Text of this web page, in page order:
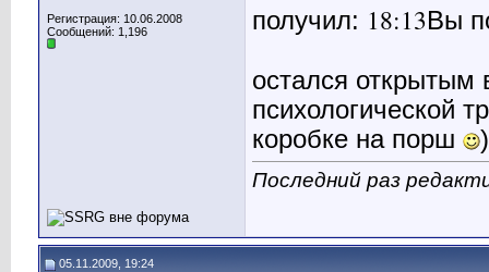
Регистрация: 10.06.2008
Сообщений: 1,196
получил: 18:13Вы
остался открытым
психологической
коробке на порш
Последний раз
05.11.2009, 19:24